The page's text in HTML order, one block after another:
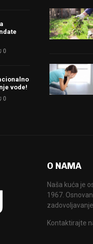
0
vode!
0
O NAMA
Naša kuća je
1967.
Kontaktirajte